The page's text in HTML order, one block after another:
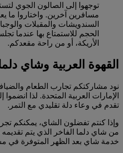
توجهوا إلى الصالون الجوي
مسافرين آخرين. واختاروا
السندويشات والمقبلات
الحجم للاستمتاع بها عندما
الأريكة، أو من راحة مقعدكم.
القهوة العربية وشاي
نود مشاركتكم تجارب الطعام والضيافة
الإمارات العربية المتحدة. لذا انضموا
تقدم في وعاء دلة تقليدي مع التمر.
من شاي دلما الفاخر الذي يتم
خدمة شاي بعد الظهر المتوفرة في